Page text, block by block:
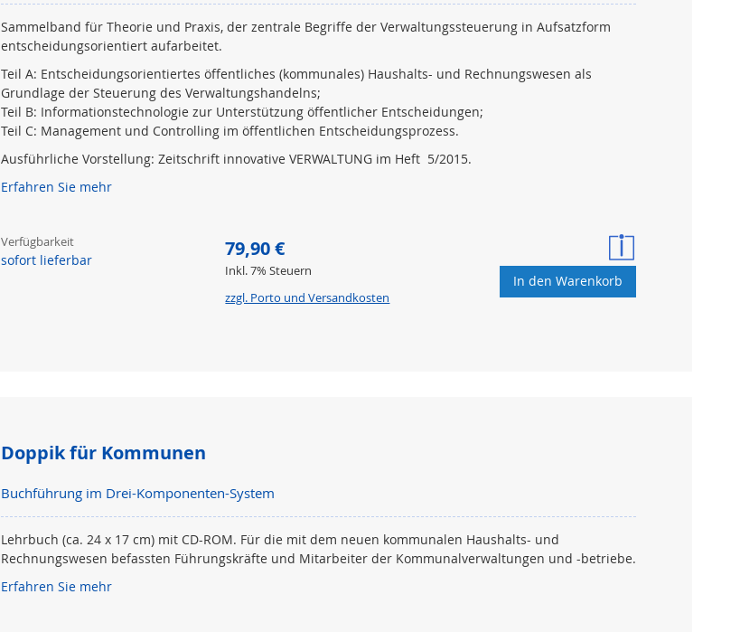
Sammelband für Theorie und Praxis, der zentrale Begriffe der Verwaltungssteuerung in Aufsatzform
entscheidungsorientiert aufarbeitet.
Teil A: Entscheidungsorientiertes öffentliches (kommunales) Haushalts- und Rechnungswesen als
Grundlage der Steuerung des Verwaltungshandelns;
Teil B: Informationstechnologie zur Unterstützung öffentlicher Entscheidungen;
Teil C: Management und Controlling im öffentlichen Entscheidungsprozess.
Ausführliche Vorstellung: Zeitschrift innovative VERWALTUNG im Heft 5/2015.
Erfahren Sie mehr
Verfügbarkeit
sofort lieferbar 79,90 €
Inkl. 7% Steuern
zzgl. Porto und Versandkosten
In den Warenkorb
Doppik für Kommunen
Buchführung im Drei-Komponenten-System
Lehrbuch (ca. 24 x 17 cm) mit CD-ROM. Für die mit dem neuen kommunalen Haushalts- und
Rechnungswesen befassten Führungskräfte und Mitarbeiter der Kommunalverwaltungen und -betriebe.
Erfahren Sie mehr